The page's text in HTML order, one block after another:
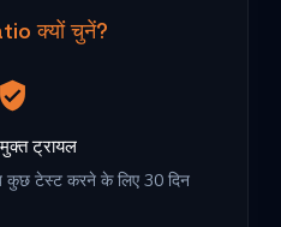
क्यों चुनें?
ट्रायल
कुछ टेस्ट करने के लिए 30 दिन